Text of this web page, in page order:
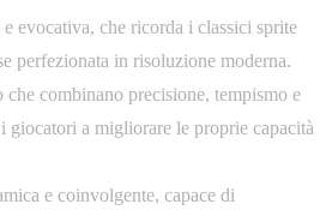
evocativa, che ricorda i classici sprite
perfezionata in risoluzione moderna.
combinano precisione, tempismo e
giocatori a migliorare le proprie capacità
e coinvolgente, capace di